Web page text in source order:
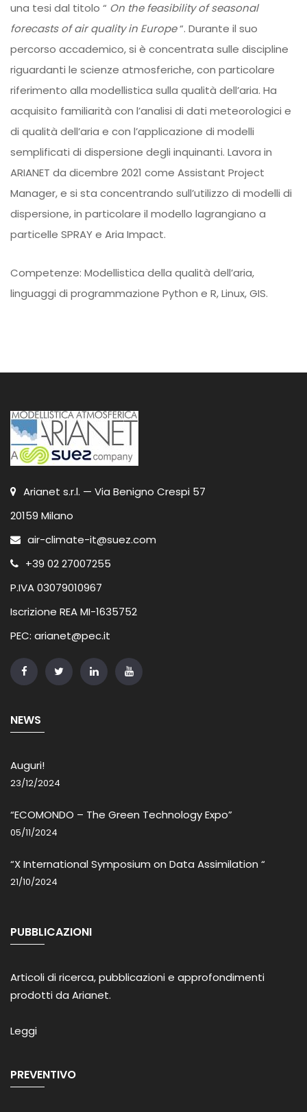
una tesi dal titolo “ On the feasibility of seasonal
forecasts of air quality in Europe“. Durante il suo
percorso accademico, si è concentrata sulle discipline
riguardanti le scienze atmosferiche, con particolare
riferimento alla modellistica sulla qualità dell’aria. Ha
acquisito familiarità con l’analisi di dati meteorologici e
di qualità dell’aria e con l’applicazione di modelli
semplificati di dispersione degli inquinanti. Lavora in
ARIANET da dicembre 2021 come Assistant Project
Manager, e si sta concentrando sull’utilizzo di modelli di
dispersione, in particolare il modello lagrangiano a
particelle SPRAY e Aria Impact.
Competenze: Modellistica della qualità dell’aria,
linguaggi di programmazione Python e R, Linux, GIS.
Arianet s.r.l. — Via Benigno Crespi 57
20159 Milano
air-climate-it@suez.com
+39 02 27007255
P.IVA 03079010967
Iscrizione REA MI-1635752
PEC: arianet@pec.it
NEWS
Auguri!
23/12/2024
“ECOMONDO – The Green Technology Expo”
05/11/2024
“X International Symposium on Data Assimilation “
21/10/2024
PUBBLICAZIONI
Articoli di ricerca, pubblicazioni e approfondimenti
prodotti da Arianet.
Leggi
PREVENTIVO